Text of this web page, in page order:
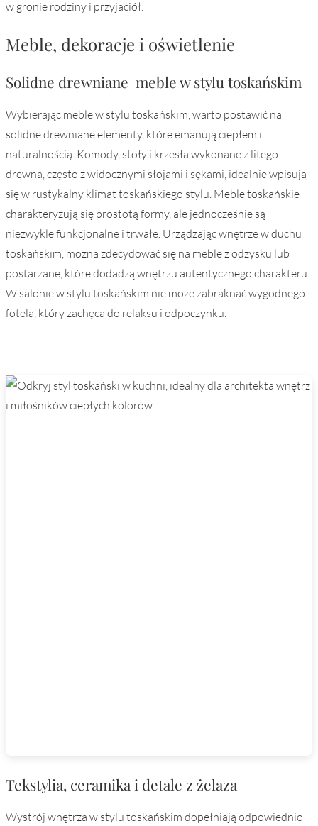
w gronie rodziny i przyjaciół.
Meble, dekoracje i oświetlenie
Solidne drewniane meble w stylu toskańskim
Wybierając meble w stylu toskańskim, warto postawić na
solidne drewniane elementy, które emanują ciepłem i
naturalnością. Komody, stoły i krzesła wykonane z litego
drewna, często z widocznymi słojami i sękami, idealnie wpisują
się w rustykalny klimat toskańskiego stylu. Meble toskańskie
charakteryzują się prostotą formy, ale jednocześnie są
niezwykle funkcjonalne i trwałe. Urządzając wnętrze w duchu
toskańskim, można zdecydować się na meble z odzysku lub
postarzane, które dodadzą wnętrzu autentycznego charakteru.
W salonie w stylu toskańskim nie może zabraknać wygodnego
fotela, który zachęca do relaksu i odpoczynku.
Tekstylia, ceramika i detale z żelaza
Wystrój wnętrza w stylu toskańskim dopełniają odpowiednio